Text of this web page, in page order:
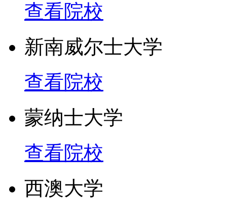
查看院校
新南威尔士大学
查看院校
蒙纳士大学
查看院校
西澳大学